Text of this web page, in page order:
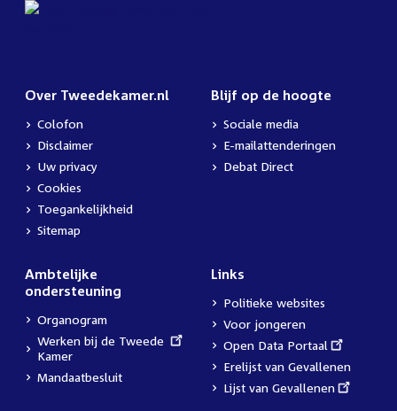
Over Tweedekamer.nl
Colofon
Disclaimer
Uw privacy
Cookies
Toegankelijkheid
Sitemap
Blijf op de hoogte
Sociale media
E-mailattenderingen
Debat Direct
Ambtelijke
ondersteuning
Organogram
External
link:
Werken bij de Tweede
Kamer
Mandaatbesluit
Links
Politieke websites
Voor jongeren
External
link:
Open Data Portaal
Erelijst van Gevallenen
External
Lijst van Gevallenen